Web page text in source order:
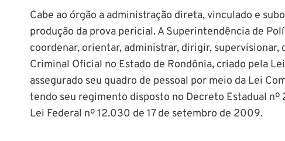
Cabe ao órgão a administração direta, vinculado e
produção da prova pericial. A Superintendência de
coordenar, orientar, administrar, dirigir, supervisionar,
Criminal Oficial no Estado de Rondônia, criado pela
assegurado seu quadro de pessoal por meio da Lei
tendo seu regimento disposto no Decreto Estadual
Lei Federal nº 12.030 de 17 de setembro de 2009.